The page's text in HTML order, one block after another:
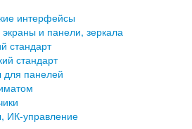
интерфейсы
и панели, зеркала
стандарт
стандарт
для панелей
ИК-управление